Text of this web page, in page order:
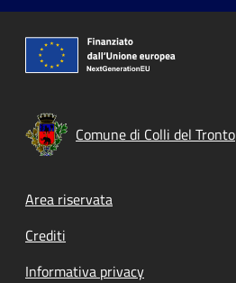
Comune di Colli del Tronto
Footer menu
Area riservata
Crediti
Informativa privacy